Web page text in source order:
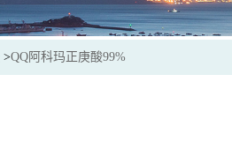
>QQ阿科玛正庚酸99%